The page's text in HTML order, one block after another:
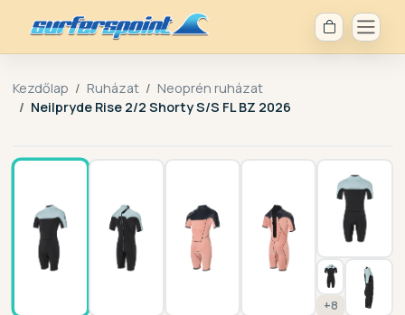
Kezdőlap Ruházat
Neoprén ruházat
Neilpryde Rise 2/2 Shorty S/S FL BZ 2026
+8